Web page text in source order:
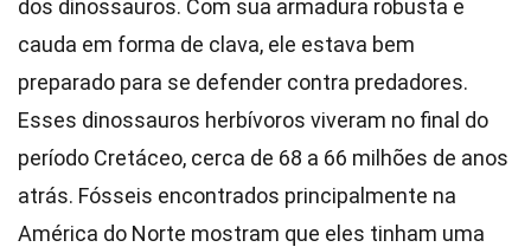
dos dinossauros. Com sua armadura robusta e
cauda em forma de clava, ele estava bem
preparado para se defender contra predadores.
Esses dinossauros herbívoros viveram no final do
período Cretáceo, cerca de 68 a 66 milhões de anos
atrás. Fósseis encontrados principalmente na
América do Norte mostram que eles tinham uma